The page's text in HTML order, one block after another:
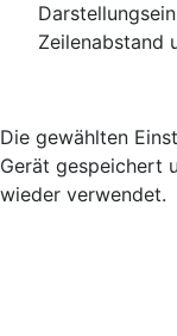
Zeilenabstand
Die gewählten
Gerät gespeichert
wieder verwendet.